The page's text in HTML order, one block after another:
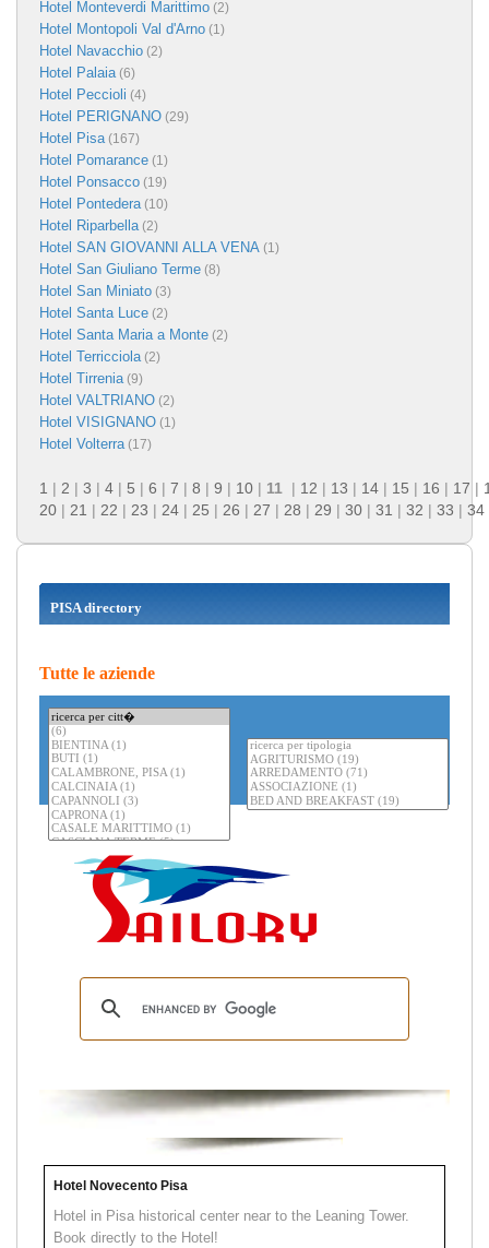
Hotel Monteverdi Marittimo (2)
Hotel Montopoli Val d'Arno (1)
Hotel Navacchio (2)
Hotel Palaia(6)
Hotel Peccioli (4)
Hotel PERIGNANO (29)
Hotel Pisa(167)
Hotel Pomarance (1)
Hotel Ponsacco (19)
Hotel Pontedera(10)
Hotel Riparbella(2)
Hotel SAN GIOVANNI ALLA VENA (1)
Hotel San Giuliano Terme (8)
Hotel San Miniato (3)
Hotel Santa Luce (2)
Hotel Santa Maria a Monte (2)
Hotel Terricciola(2)
Hotel Tirrenia(9)
Hotel VALTRIANO (2)
Hotel VISIGNANO (1)
Hotel Volterra(17)
1 | 2 | 3 | 4 | 5 | 6 | 7 | 8 | 9 | 10 | 11 | 12 | 13 | 14 | 15 | 16 | 17 |
20 | 21 | 22 | 23 | 24 | 25 | 26 | 27 | 28 | 29 | 30 | 31 | 32 | 33 | 34
PISA directory
Tutte le aziende
Hotel Novecento Pisa
Hotel in Pisa historical center near to the Leaning Tower.
Book directly to the Hotel!